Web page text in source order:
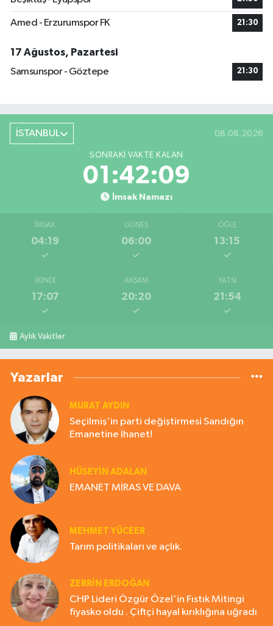
Amed - Erzurumspor FK 21:30
17 Ağustos, Pazartesi
Samsunspor - Göztepe
21:30
İSTANBUL 08.08.2026
SONRAKI VAKTE KALAN
01:42:09
İmsak Namazı
İMSAK
04:19
GÜNEŞ
06:00
ÖĞLE
13:15
İKINDI
17:07
AKŞAM
20:20
YATSI
21:54
Aylık Vakitler
Yazarlar
MURAT AYDIN
Seçilmiş'in parti değiştirmesi Sandığın
Emanetine İhanet!
HÜSEYIN ADALAN
EMANET MİRAS VE DAVA
MEHMET YÜCEER
Tarım politikaları ve açlık.
ZERRIN ERDOĞAN
CHP Lideri Özgür Özel'in Fıstık Mitingi
fiyasko oldu . Çiftçi hayal kırıklığına uğradı